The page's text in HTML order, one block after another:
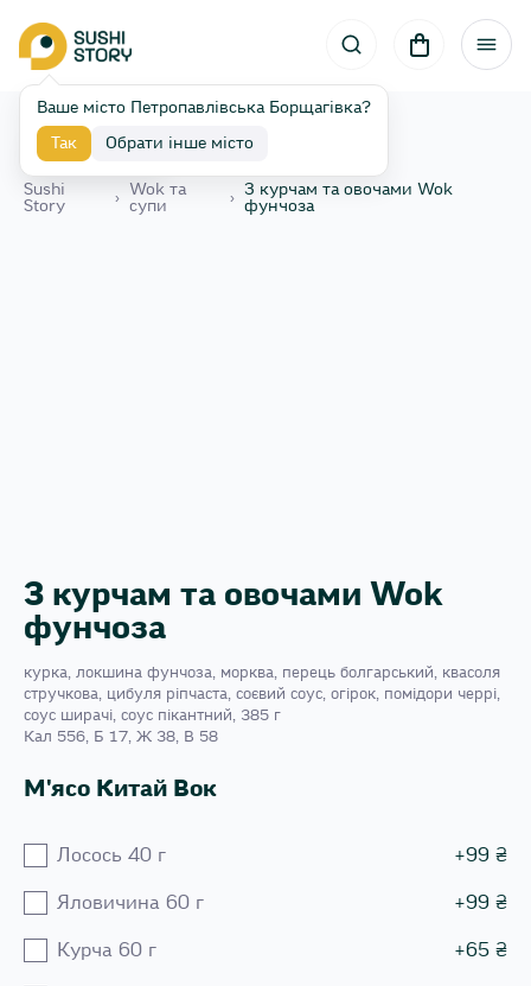
Ваше місто Петропавлівська Борщагівка?
Так Обрати інше місто
Назад
Sushi
Story
›
Wok та
супи
›
З курчам та овочами Wok
фунчоза
З курчам та овочами Wok
фунчоза
курка, локшина фунчоза, морква, перець болгарський, квасоля
стручкова, цибуля ріпчаста, соєвий соус, огірок, помідори черрі,
соус ширачі, соус пікантний, 385 г
Кал 556, Б 17, Ж 38, В 58
М'ясо Китай Вок
Лосось 40 г +99 ₴
Яловичина 60 г +99 ₴
Курча 60 г +65 ₴